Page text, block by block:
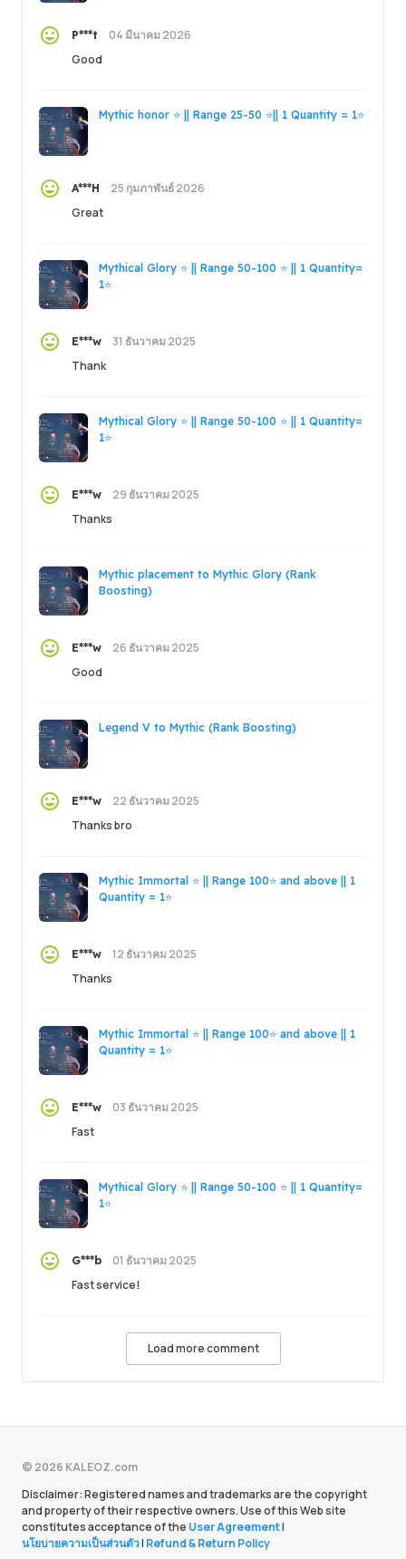
P***t
04 มีนาคม 2026
Good
Mythic honor ⭐ || Range 25-50 ⭐|| 1 Quantity = 1⭐
A***H
25 กุมภาพันธ์ 2026
Great
Mythical Glory ⭐ || Range 50-100 ⭐ || 1 Quantity=
1⭐
E***w
31 ธันวาคม 2025
Thank
Mythical Glory ⭐ || Range 50-100 ⭐ || 1 Quantity=
1⭐
E***w
29 ธันวาคม 2025
Thanks
Mythic placement to Mythic Glory (Rank
Boosting)
E***w
26 ธันวาคม 2025
Good
Legend V to Mythic (Rank Boosting)
E***w
22 ธันวาคม 2025
Thanks bro
Mythic Immortal ⭐ || Range 100⭐ and above || 1
Quantity = 1⭐
E***w
12 ธันวาคม 2025
Thanks
Mythic Immortal ⭐ || Range 100⭐ and above || 1
Quantity = 1⭐
E***w
03 ธันวาคม 2025
Fast
Mythical Glory ⭐ || Range 50-100 ⭐ || 1 Quantity=
1⭐
G***b
01 ธันวาคม 2025
Fast service!
Load more comment
© 2026 KALEOZ.com
Disclaimer: Registered names and trademarks are the copyright
and property of their respective owners. Use of this Web site
constitutes acceptance of the User Agreement|
นโยบายความเป็นส่วนตัว| Refund & Return Policy